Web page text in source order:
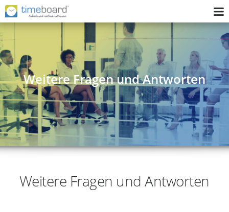
Weitere Fragen und Antworten
Weitere Fragen und Antworten
Home
Zeiterfassungssystem
Implementierung
Fragen Sie uns
Wer wir sind
Login